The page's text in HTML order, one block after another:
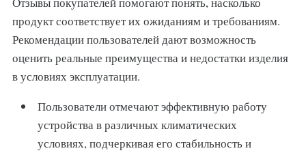
продукт соответствует их ожиданиям и требованиям.
Рекомендации пользователей дают возможность
оценить реальные преимущества и недостатки изделия
в условиях эксплуатации.
Пользователи отмечают эффективную работу
устройства в различных климатических
условиях, подчеркивая его стабильность и